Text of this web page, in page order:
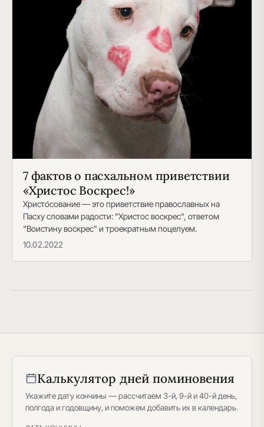
7 фактов о пасхальном приветствии
«Христос Воскрес!»
Христо́сование — это приветствие православных на
Пасху словами радости: "Христос воскрес", ответом
"Воистину воскрес" и троекратным поцелуем.
10.02.2022
Калькулятор дней поминовения
Укажите дату кончины — рассчитаем 3-й, 9-й и 40-й день,
полгода и годовщину, и поможем добавить их в календарь.